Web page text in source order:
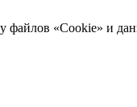
файлов «Cookie» и